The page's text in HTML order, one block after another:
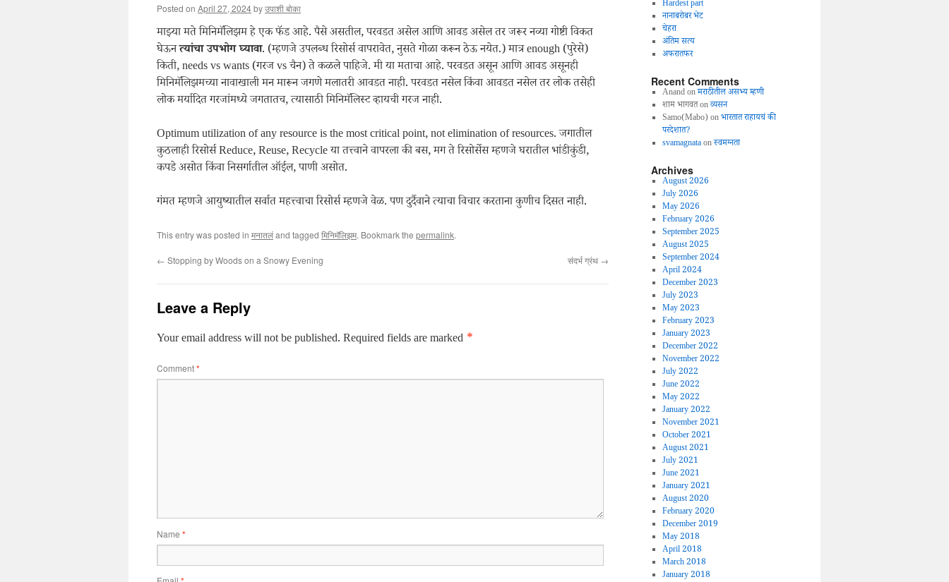
Posted on April 27, 2024byउपाशी बोका
माझ्या मते मिनिमॅलिझम हे एक फॅड आहे. पैसे असतील, परवडत असेल आणि आवड असेल तर जरूर नव्या गोष्टी विकत
घेऊनत्यांचा उपभोग घ्यावा. (म्हणजे उपलब्ध रिसोर्स वापरावेत, नुसते गोळा करून ठेऊ नयेत.) मात्र enough (पुरेसे)
किती, needs vs wants (गरज vs चैन) ते कळले पाहिजे. मी या मताचा आहे. परवडत असून आणि आवड असूनही
मिनिमॅलिझमच्या नावाखाली मन मारून जगणे मलातरी आवडत नाही. परवडत नसेल किंवा आवडत नसेल तर लोक तसेही
लोक मर्यादित गरजांमध्ये जगतातच, त्यासाठी मिनिमॅलिस्ट व्हायची गरज नाही.
Optimum utilization of any resource is the most critical point, not elimination of resources. जगातील
कुठलाही रिसोर्स Reduce, Reuse, Recycle या तत्त्वाने वापरला की बस, मग ते रिसोर्सेस म्हणजे घरातील भांडीकुंडी,
कपडे असोत किंवा निसर्गातील ऑईल, पाणी असोत.
गंमत म्हणजे आयुष्यातील सर्वात महत्त्वाचा रिसोर्स म्हणजे वेळ. पण दुर्दैवाने त्याचा विचार करताना कुणीच दिसत नाही.
This entry was posted in मनातलंand tagged मिनिमॅलिझम. Bookmark the permalink.
← Stopping by Woods on a Snowy Evening संदर्भ ग्रंथ →
Leave a Reply
Your email address will not be published. Required fields are marked *
Comment*
Name *
Hardest part
नानाबरोबर भेट
चेहरा
अंतिम सत्य
अफरातफर
Recent Comments
Anandonमराठीतील असभ्य म्हणी
शाम भागवतonव्यसन
Samo(Mabo) onभारतात राहायचं की
परदेशात?
svamagnataonस्वमग्नता
Archives
August 2026
July 2026
May 2026
February 2026
September 2025
August 2025
September 2024
April 2024
December 2023
July 2023
May 2023
February 2023
January 2023
December 2022
November 2022
July 2022
June 2022
May 2022
January 2022
November 2021
October 2021
August 2021
July 2021
June 2021
January 2021
August 2020
February 2020
December 2019
May 2018
April 2018
March 2018
January 2018